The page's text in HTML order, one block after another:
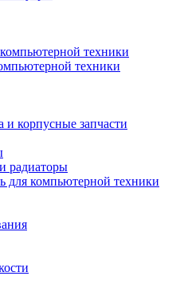
техники
техники
корпусные запчасти
радиаторы
для компьютерной техники